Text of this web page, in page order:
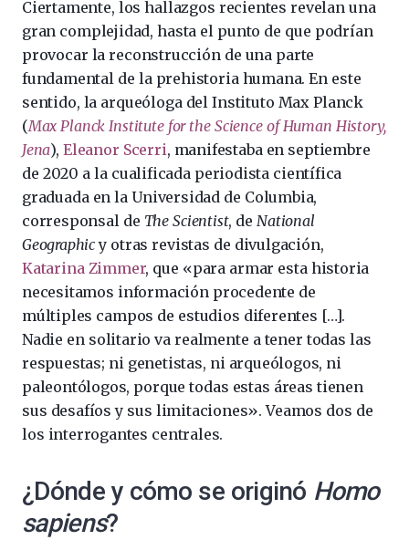
Ciertamente, los hallazgos recientes revelan una
gran complejidad, hasta el punto de que podrían
provocar la reconstrucción de una parte
fundamental de la prehistoria humana. En este
sentido, la arqueóloga del Instituto Max Planck
(Max Planck Institute for the Science of Human History,
Jena),Eleanor Scerri, manifestaba en septiembre
de 2020 a la cualificada periodista científica
graduada en la Universidad de Columbia,
corresponsal de The Scientist, deNational
Geographicy otras revistas de divulgación,
Katarina Zimmer, que «para armar esta historia
necesitamos información procedente de
múltiples campos de estudios diferentes […].
Nadie en solitario va realmente a tener todas las
respuestas; ni genetistas, ni arqueólogos, ni
paleontólogos, porque todas estas áreas tienen
sus desafíos y sus limitaciones». Veamos dos de
los interrogantes centrales.
¿Dónde y cómo se originó Homo
sapiens?